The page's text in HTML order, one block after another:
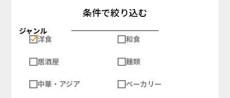
条件で絞り込む
ジャンル
洋食
和食
居酒屋 麺類
中華・アジア ベーカリー